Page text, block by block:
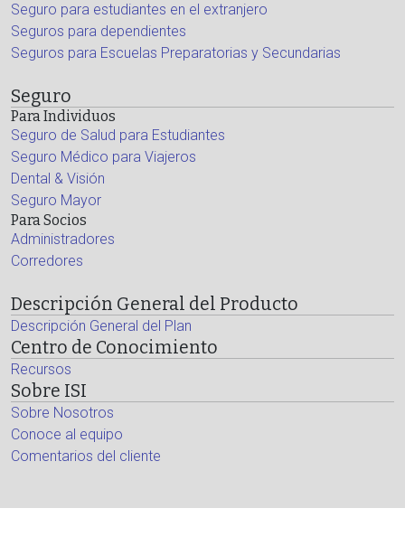
Seguro para estudiantes en el extranjero
Seguros para dependientes
Seguros para Escuelas Preparatorias y Secundarias
Seguro
Para Individuos
Seguro de Salud para Estudiantes
Seguro Médico para Viajeros
Dental & Visión
Seguro Mayor
Para Socios
Administradores
Corredores
Descripción General del Producto
Descripción General del Plan
Centro de Conocimiento
Recursos
Sobre ISI
Sobre Nosotros
Conoce al equipo
Comentarios del cliente